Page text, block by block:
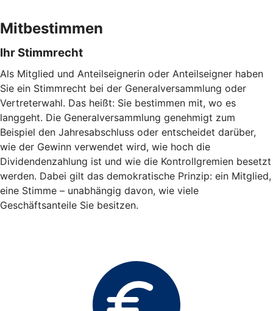
Mitbestimmen
Ihr Stimmrecht
Als Mitglied und Anteilseignerin oder Anteilseigner haben
Sie ein Stimmrecht bei der Generalversammlung oder
Vertreterwahl. Das heißt: Sie bestimmen mit, wo es
langgeht. Die Generalversammlung genehmigt zum
Beispiel den Jahresabschluss oder entscheidet darüber,
wie der Gewinn verwendet wird, wie hoch die
Dividendenzahlung ist und wie die Kontrollgremien besetzt
werden. Dabei gilt das demokratische Prinzip: ein Mitglied,
eine Stimme – unabhängig davon, wie viele
Geschäftsanteile Sie besitzen.